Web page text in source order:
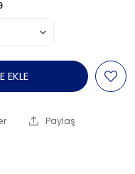
EKLE
Paylaş